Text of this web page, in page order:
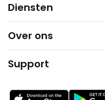
Diensten
Over ons
Support